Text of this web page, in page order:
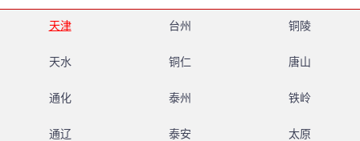
天津 台州 铜陵
天水 铜仁 唐山
通化 泰州 铁岭
通辽 泰安 太原